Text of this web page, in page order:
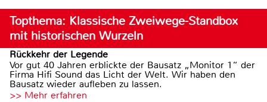
Topthema: Klassische Zweiwege-Standbox
mit historischen Wurzeln
Rückkehr der Legende
Vor gut 40 Jahren erblickte der Bausatz „Monitor 1“ der
Firma Hifi Sound das Licht der Welt. Wir haben den
Bausatz wieder aufleben zu lassen.
>> Mehr erfahren